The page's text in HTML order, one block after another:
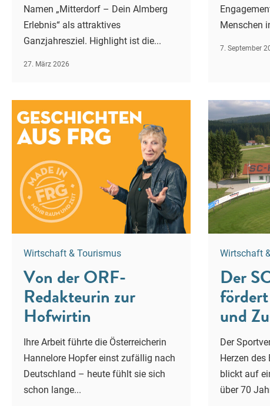
Namen „Mitterdorf – Dein Almberg
Erlebnis“ als attraktives
Ganzjahresziel. Highlight ist die...
27. März 2026
Menschen
7. September
Wirtschaft & Tourismus
Von der ORF-
Redakteurin zur
Hofwirtin
Ihre Arbeit führte die Österreicherin
Hannelore Hopfer einst zufällig nach
Deutschland – heute fühlt sie sich
schon lange...
Wirtschaft
Der
und
Der
Herzen des
blickt auf
über 70